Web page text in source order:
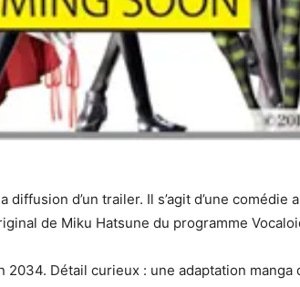
diffusion d’un trailer. Il s’agit d’une
de Miku Hatsune du programme
Détail curieux : une adaptation manga